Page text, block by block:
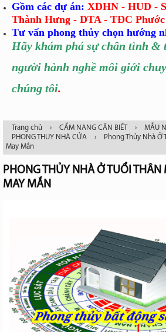
Gồm các dự án: XDHN - HUD -
Thành Hưng - DTA - TĐC
Tư vấn phong thủy chọn hướng
Hãy khám phá sự chân tình &
người hành nghề môi giới
chúng tôi.
Trang chủ › CẨM NANG CẦN BIẾT › MẪU
PHONG THUY NHÀ CỬA
›
Phong Thủy Nhà Ở
May Mắn
PHONG THỦY NHÀ Ở TUỔI THÂN
MAY MẮN